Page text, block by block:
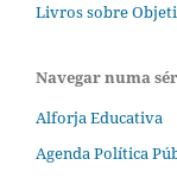
Livros sobre
Navegar numa
Alforja Educativa
Agenda Política